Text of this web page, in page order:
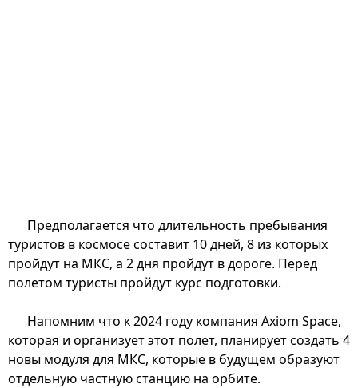
Предполагается что длительность пребывания
туристов в космосе составит 10 дней, 8 из которых
пройдут на МКС, а 2 дня пройдут в дороге. Перед
полетом туристы пройдут курс подготовки.
Напомним что к 2024 году компания Axiom Space,
которая и организует этот полет, планирует создать 4
новы модуля для МКС, которые в будущем образуют
отдельную частную станцию на орбите.